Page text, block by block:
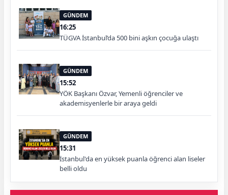
GÜNDEM
16:25
TÜGVA İstanbul’da 500 bini aşkın çocuğa ulaştı
GÜNDEM
15:52
YÖK Başkanı Özvar, Yemenli öğrenciler ve
akademisyenlerle bir araya geldi
GÜNDEM
15:31
İstanbul'da en yüksek puanla öğrenci alan liseler
belli oldu